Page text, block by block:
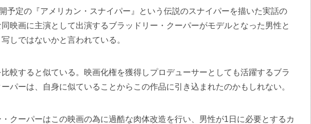
予定の『アメリカン・スナイパー』という伝説のスナイパーを描いた実話の
映画に主演として出演するブラッドリー・クーパーがモデルとなった男性と
しではないかと言われている。
較すると似ている。映画化権を獲得しプロデューサーとしても活躍するブラ
パーは、自身に似ていることからこの作品に引き込まれたのかもしれない。
クーパーはこの映画の為に過酷な肉体改造を行い、男性が1日に必要とするカ